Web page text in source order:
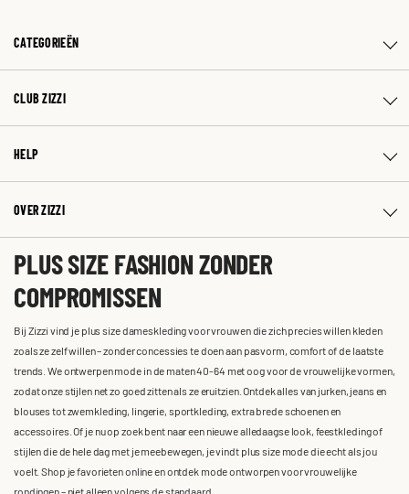
CATEGORIEËN
CLUB ZIZZI
HELP
OVER ZIZZI
PLUS SIZE FASHION ZONDER
COMPROMISSEN
Bij Zizzi vind je plus size dameskleding voor vrouwen die zich precies willen kleden
zoals ze zelf willen – zonder concessies te doen aan pasvorm, comfort of de laatste
trends. We ontwerpen mode in de maten 40-64 met oog voor de vrouwelijke vormen,
zodat onze stijlen net zo goed zitten als ze eruitzien. Ontdek alles van jurken, jeans en
blouses tot zwemkleding, lingerie, sportkleding, extra brede schoenen en
accessoires. Of je nu op zoek bent naar een nieuwe alledaagse look, feestkleding of
stijlen die de hele dag met je meebewegen, je vindt plus size mode die echt als jou
voelt. Shop je favorieten online en ontdek mode ontworpen voor vrouwelijke